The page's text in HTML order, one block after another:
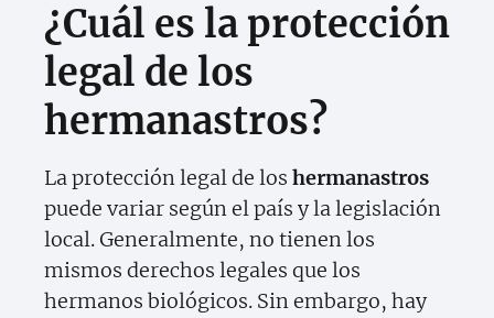
¿Cuál es la protección
legal de los
hermanastros?
La protección legal de los hermanastros
puede variar según el país y la legislación
local. Generalmente, no tienen los
mismos derechos legales que los
hermanos biológicos. Sin embargo, hay